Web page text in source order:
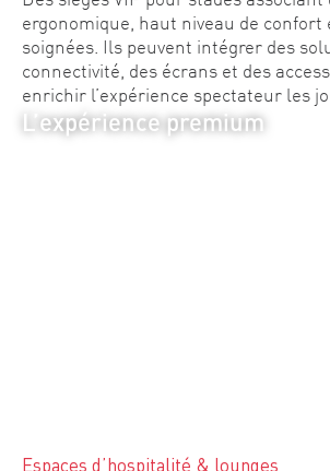
L’expérience premium
ergonomique, haut niveau de
soignées. Ils peuvent intégrer des
connectivité, des écrans et des
enrichir l’expérience spectateur les
Espaces d’hospitalité & lounges